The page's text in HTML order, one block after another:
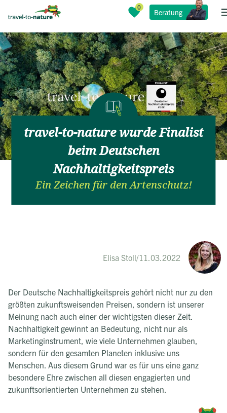
Beratung
travel-to-nature wurde Finalist
beim Deutschen
Nachhaltigkeitspreis
Ein Zeichen für den Artenschutz!
Elisa Stoll/11.03.2022
Der Deutsche Nachhaltigkeitspreis gehört nicht nur zu den
größten zukunftsweisenden Preisen, sondern ist unserer
Meinung nach auch einer der wichtigsten dieser Zeit.
Nachhaltigkeit gewinnt an Bedeutung, nicht nur als
Marketinginstrument, wie viele Unternehmen glauben,
sondern für den gesamten Planeten inklusive uns
Menschen. Aus diesem Grund war es für uns eine ganz
besondere Ehre zwischen all diesen engagierten und
zukunftsorientierten Unternehmen zu stehen.